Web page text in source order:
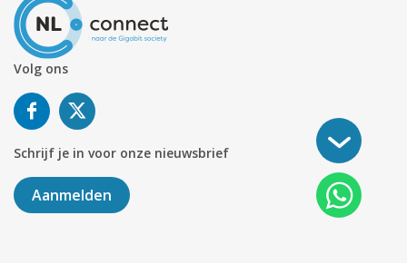
Volg ons
Schrijf je in voor onze nieuwsbrief
Aanmelden